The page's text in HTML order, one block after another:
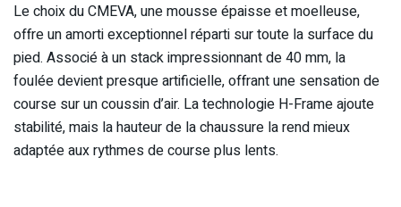
Le choix du CMEVA, une mousse épaisse et moelleuse,
offre un amorti exceptionnel réparti sur toute la surface du
pied. Associé à un stack impressionnant de 40 mm, la
foulée devient presque artificielle, offrant une sensation de
course sur un coussin d’air. La technologie H-Frame ajoute
stabilité, mais la hauteur de la chaussure la rend mieux
adaptée aux rythmes de course plus lents.